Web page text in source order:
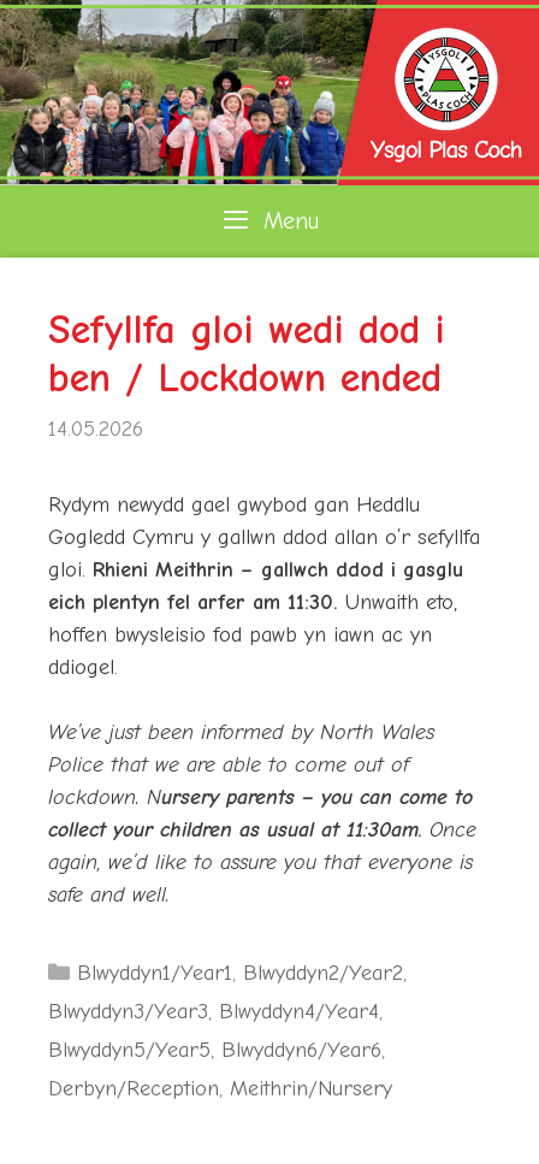
Skip
to
content
Menu
Sefyllfa gloi wedi dod i
ben / Lockdown ended
14.05.2026
Rydym newydd gael gwybod gan Heddlu
Gogledd Cymru y gallwn ddod allan o’r sefyllfa
gloi. Rhieni Meithrin – gallwch ddod i gasglu
eich plentyn fel arfer am 11:30. Unwaith eto,
hoffen bwysleisio fod pawb yn iawn ac yn
ddiogel.
We’ve just been informed by North Wales
Police that we are able to come out of
lockdown. Nursery parents – you can come to
collect your children as usual at 11:30am. Once
again, we’d like to assure you that everyone is
safe and well.
Categories
Blwyddyn1/Year1, Blwyddyn2/Year2,
Blwyddyn3/Year3, Blwyddyn4/Year4,
Blwyddyn5/Year5, Blwyddyn6/Year6,
Derbyn/Reception, Meithrin/Nursery